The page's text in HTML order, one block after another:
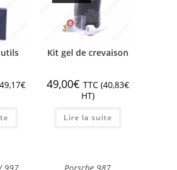
49,17€
Kit gel de crevaison
49,00€ TTC (40,83€
HT)
Lire la suite